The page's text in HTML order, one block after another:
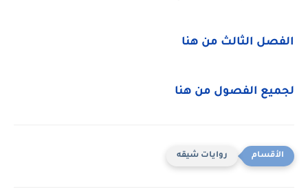
الفصل الثالث من هنا
لجميع الفصول من هنا
روايات شيقه